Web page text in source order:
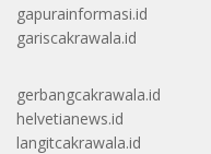
gapurainformasi.id
gariscakrawala.id
gerbangcakrawala.id
helvetianews.id
langitcakrawala.id